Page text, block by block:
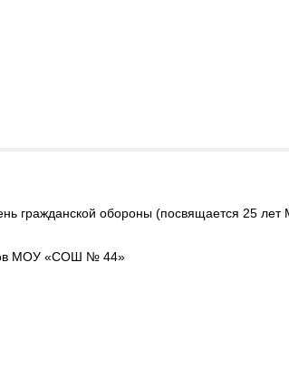
гражданской обороны (посвящается 25
МОУ «СОШ № 44»